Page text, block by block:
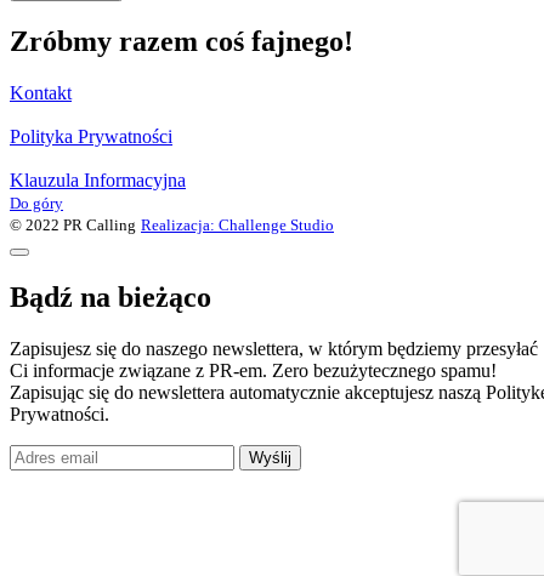
Zróbmy razem coś fajnego!
Kontakt
Polityka Prywatności
Klauzula Informacyjna
Do góry
© 2022 PR Calling Realizacja: Challenge Studio
Bądź na bieżąco
Zapisujesz się do naszego newslettera, w którym będziemy przesyłać
Ci informacje związane z PR-em. Zero bezużytecznego spamu!
Zapisując się do newslettera automatycznie akceptujesz naszą
Prywatności.